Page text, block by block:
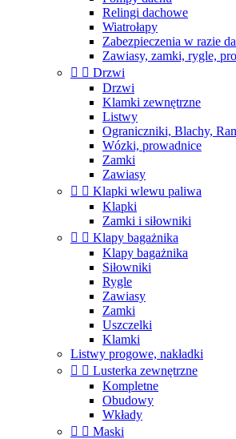
Relingi dachowe
Wiatrołapy
Zabezpieczenia w razie
Zawiasy, zamki, rygle,
  Drzwi
Drzwi
Klamki zewnętrzne
Listwy
Ograniczniki, Blachy,
Wózki, prowadnice
Zamki
Zawiasy
  Klapki wlewu paliwa
Klapki
Zamki i siłowniki
  Klapy bagażnika
Klapy bagażnika
Siłowniki
Rygle
Zawiasy
Zamki
Uszczelki
Klamki
Listwy progowe, nakładki
  Lusterka zewnętrzne
Kompletne
Obudowy
Wkłady
  Maski